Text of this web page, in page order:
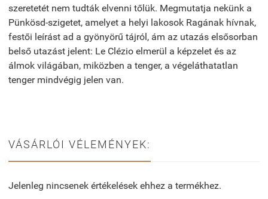
szeretetét nem tudták elvenni tőlük. Megmutatja nekünk a
Pünkösd-szigetet, amelyet a helyi lakosok Ragának hívnak,
festői leírást ad a gyönyörű tájról, ám az utazás elsősorban
belső utazást jelent: Le Clézio elmerül a képzelet és az
álmok világában, miközben a tenger, a végeláthatatlan
tenger mindvégig jelen van.
VÁSÁRLÓI VÉLEMÉNYEK:
Jelenleg nincsenek értékelések ehhez a termékhez.